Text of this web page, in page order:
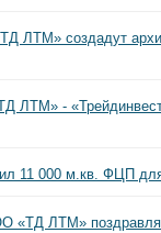
ЛТМ» создадут
ЛТМ» -
11 000 м.кв. ФЦП
«ТД ЛТМ»